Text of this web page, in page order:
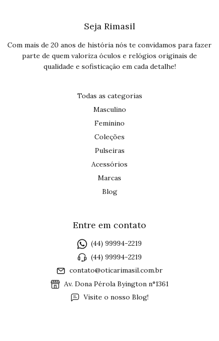
Seja Rimasil
Com mais de 20 anos de história nós te convidamos para fazer
parte de quem valoriza óculos e relógios originais de
qualidade e sofisticação em cada detalhe!
Todas as categorias
Masculino
Feminino
Coleções
Pulseiras
Acessórios
Marcas
Blog
Entre em contato
(44) 99994-2219
(44) 99994-2219
contato@oticarimasil.com.br
Av. Dona Pérola Byington n°1361
Visite o nosso Blog!